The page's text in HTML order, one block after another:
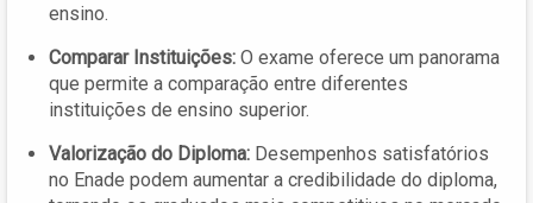
ensino.
Comparar Instituições: O exame oferece um panorama
que permite a comparação entre diferentes
instituições de ensino superior.
Valorização do Diploma: Desempenhos satisfatórios
no Enade podem aumentar a credibilidade do diploma,